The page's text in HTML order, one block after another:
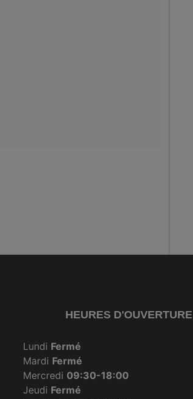
HEURES D'OUVERTURE
Lundi Fermé
Mardi Fermé
Mercredi 09:30-18:00
Jeudi Fermé